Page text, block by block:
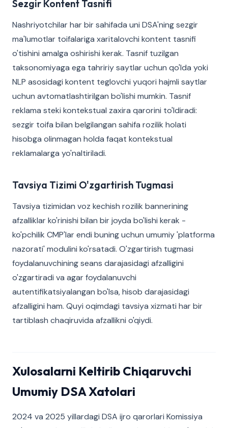
Sezgir Kontent Tasnifi
Nashriyotchilar har bir sahifada uni DSA'ning sezgir
ma'lumotlar toifalariga xaritalovchi kontent tasnifi
o'tishini amalga oshirishi kerak. Tasnif tuzilgan
taksonomiyaga ega tahririy saytlar uchun qo'lda yoki
NLP asosidagi kontent teglovchi yuqori hajmli saytlar
uchun avtomatlashtirilgan bo'lishi mumkin. Tasnif
reklama steki kontekstual zaxira qarorini to'ldiradi:
sezgir toifa bilan belgilangan sahifa rozilik holati
hisobga olinmagan holda faqat kontekstual
reklamalarga yo'naltiriladi.
Tavsiya Tizimi O'zgartirish Tugmasi
Tavsiya tizimidan voz kechish rozilik bannerining
afzalliklar ko'rinishi bilan bir joyda bo'lishi kerak -
ko'pchilik CMP'lar endi buning uchun umumiy 'platforma
nazorati' modulini ko'rsatadi. O'zgartirish tugmasi
foydalanuvchining seans darajasidagi afzalligini
o'zgartiradi va agar foydalanuvchi
autentifikatsiyalangan bo'lsa, hisob darajasidagi
afzalligini ham. Quyi oqimdagi tavsiya xizmati har bir
tartiblash chaqiruvida afzallikni o'qiydi.
Xulosalarni Keltirib Chiqaruvchi
Umumiy DSA Xatolari
2024 va 2025 yillardagi DSA ijro qarorlari Komissiya